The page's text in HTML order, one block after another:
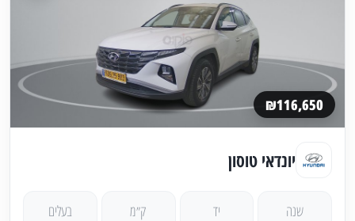
₪116,650
יונדאי טוסון
שנה
יד
ק״מ
בעלים